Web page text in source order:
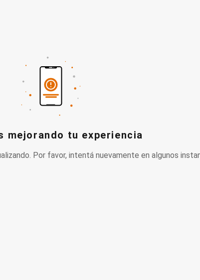
mejorando tu experiencia
Por favor, intentá nuevamente en algunos